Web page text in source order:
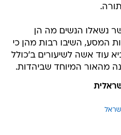
נשאלו הנשים מה הן
המסע, השיבו רבות מהן כי
עוד אשה לשיעורים ב'כולל
מהאור המיוחד שביהדות.